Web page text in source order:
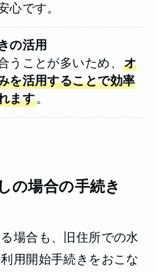
心です。
の活用
うことが多いため、 オ
を活用することで効率
ます。
の場合の手続き
場合も、旧住所での水
用開始手続きをおこな